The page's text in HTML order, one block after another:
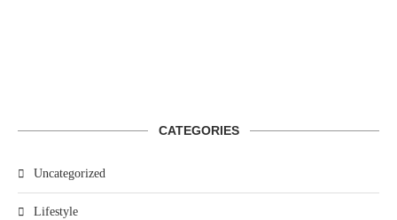
CATEGORIES
Uncategorized
Lifestyle